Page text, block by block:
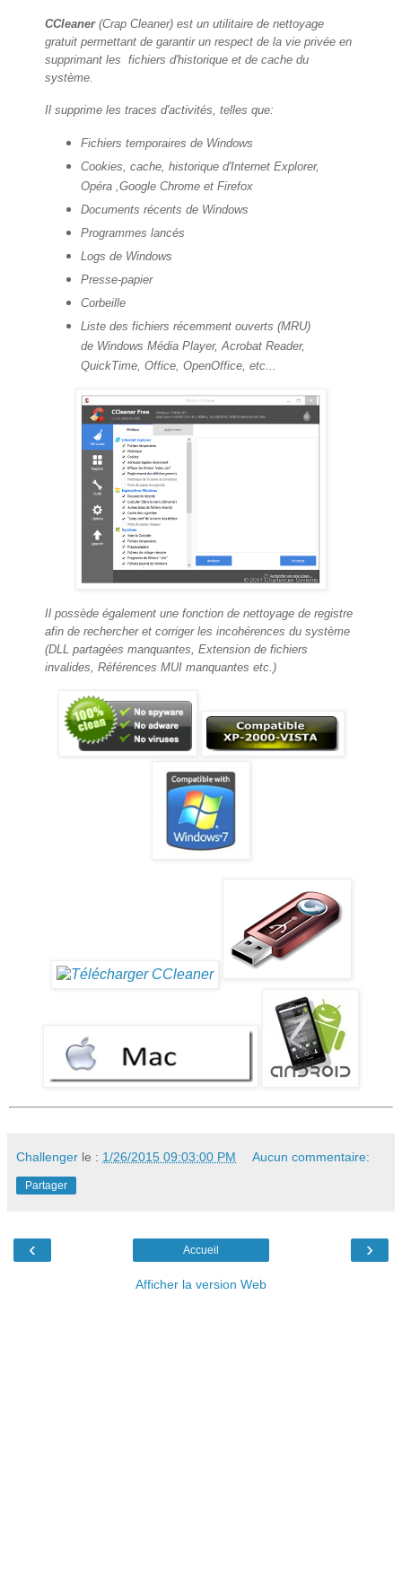
CCleaner(Crap Cleaner) est un utilitaire de nettoyage
gratuit permettant de garantir un respect de la vie privée en
supprimant les fichiers d'historique et de cache du
système.
Il supprime les traces d'activités, telles que:
Fichiers temporaires de Windows
Cookies, cache, historique d'Internet Explorer,
Opéra ,Google Chrome et Firefox
Documents récents de Windows
Programmes lancés
Logs de Windows
Presse-papier
Corbeille
Liste des fichiers récemment ouverts (MRU)
de Windows Média Player, Acrobat Reader,
QuickTime, Office, OpenOffice, etc...
Il possède également une fonction de nettoyage de registre
afin de rechercher et corriger les incohérences du système
(DLL partagées manquantes, Extension de fichiers
invalides, Références MUI manquantes etc.)
Challenger le : 1/26/2015 09:03:00 PM Aucun commentaire:
Partager
‹ ›
Accueil
Afficher la version Web